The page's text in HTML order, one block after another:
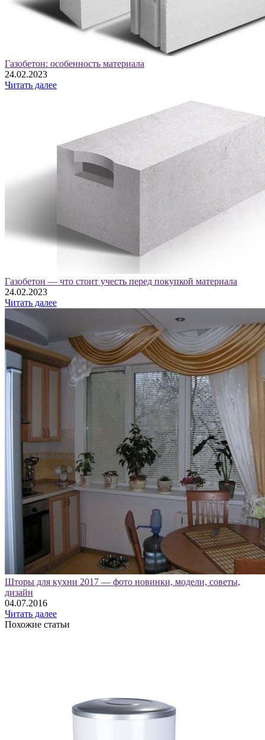
Газобетон: особенность материала
24.02.2023
Читать далее
Газобетон — что стоит учесть перед покупкой материала
24.02.2023
Читать далее
Шторы для кухни 2017 — фото новинки, модели, советы,
дизайн
04.07.2016
Читать далее
Похожие статьи